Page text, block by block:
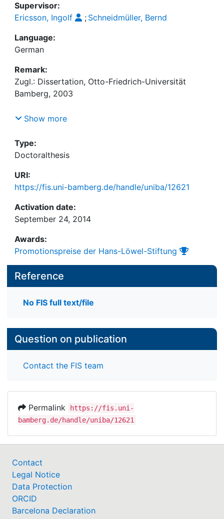
Supervisor:
Ericsson, Ingolf
; Schneidmüller, Bernd
Language:
German
Remark:
Zugl.: Dissertation, Otto-Friedrich-Universität
Bamberg, 2003
Mit Beitr. von Kerstin Pasda ...
Show more
Type:
Doctoralthesis
URI:
https://fis.uni-bamberg.de/handle/uniba/12621
Activation date:
September 24, 2014
Awards:
Promotionspreise der Hans-Löwel-Stiftung
Reference
No FIS full text/file
Question on publication
Contact the FIS team
Permalink
https://fis.uni-
bamberg.de/handle/uniba/12621
Contact
Legal Notice
Data Protection
ORCID
Barcelona Declaration